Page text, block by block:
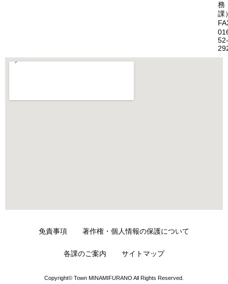
務
課
52-
免責事項 著作権・個人情報の保護について
各課のご案内 サイトマップ
Copyright© Town MINAMIFURANO All Rights Reserved.